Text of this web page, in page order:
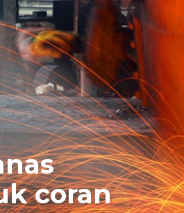
coran